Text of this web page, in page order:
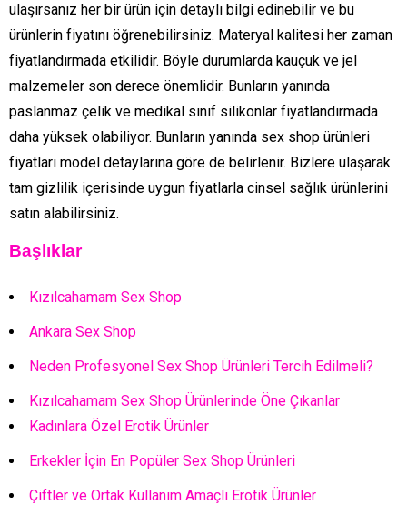
ulaşırsanız her bir ürün için detaylı bilgi edinebilir ve bu
ürünlerin fiyatını öğrenebilirsiniz. Materyal kalitesi her zaman
fiyatlandırmada etkilidir. Böyle durumlarda kauçuk ve jel
malzemeler son derece önemlidir. Bunların yanında
paslanmaz çelik ve medikal sınıf silikonlar fiyatlandırmada
daha yüksek olabiliyor. Bunların yanında sex shop ürünleri
fiyatları model detaylarına göre de belirlenir. Bizlere ulaşarak
tam gizlilik içerisinde uygun fiyatlarla cinsel sağlık ürünlerini
satın alabilirsiniz.
Başlıklar
Kızılcahamam Sex Shop
Ankara Sex Shop
Neden Profesyonel Sex Shop Ürünleri Tercih Edilmeli?
Kızılcahamam Sex Shop Ürünlerinde Öne Çıkanlar
Kadınlara Özel Erotik Ürünler
Erkekler İçin En Popüler Sex Shop Ürünleri
Çiftler ve Ortak Kullanım Amaçlı Erotik Ürünler